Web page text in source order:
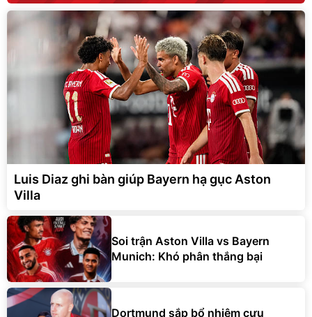
Luis Diaz ghi bàn giúp Bayern hạ gục Aston
Villa
Soi trận Aston Villa vs Bayern
Munich: Khó phân thắng bại
Dortmund sắp bổ nhiệm cựu